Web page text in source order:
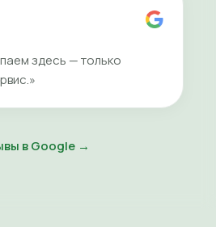
здесь — только
в Google →